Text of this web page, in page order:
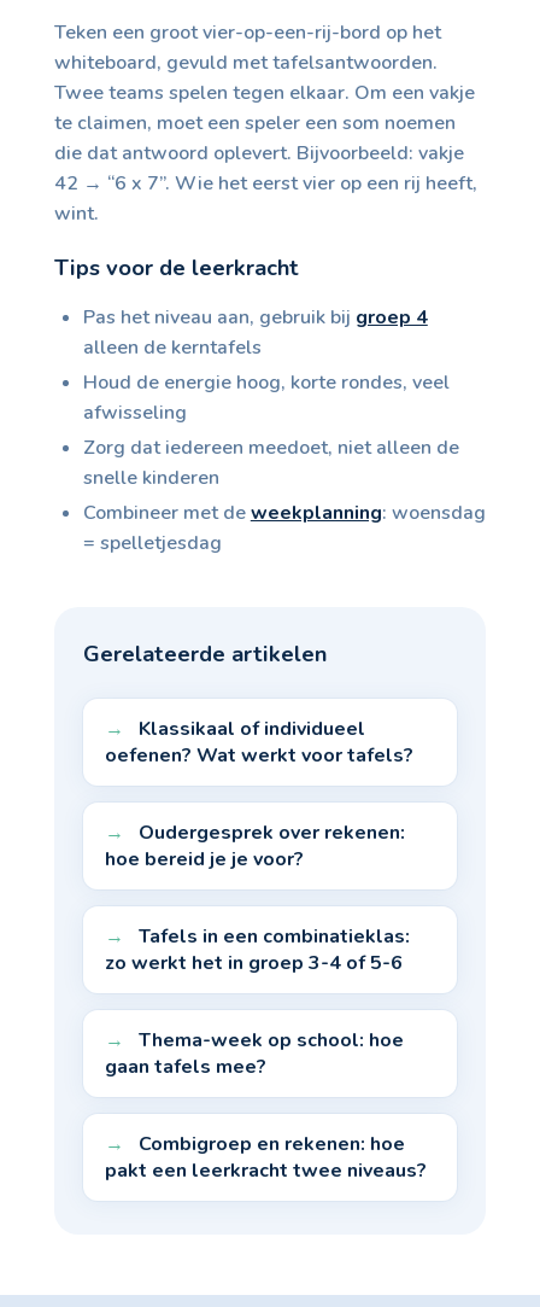
Teken een groot vier-op-een-rij-bord op het
whiteboard, gevuld met tafelsantwoorden.
Twee teams spelen tegen elkaar. Om een vakje
te claimen, moet een speler een som noemen
die dat antwoord oplevert. Bijvoorbeeld: vakje
42 → “6 x 7”. Wie het eerst vier op een rij heeft,
wint.
Tips voor de leerkracht
Pas het niveau aan, gebruik bij groep 4
alleen de kerntafels
Houd de energie hoog, korte rondes, veel
afwisseling
Zorg dat iedereen meedoet, niet alleen de
snelle kinderen
Combineer met deweekplanning: woensdag
= spelletjesdag
Gerelateerde artikelen
Klassikaal of individueel
oefenen? Wat werkt voor tafels?
Oudergesprek over rekenen:
hoe bereid je je voor?
Tafels in een combinatieklas:
zo werkt het in groep 3-4 of 5-6
Thema-week op school: hoe
gaan tafels mee?
Combigroep en rekenen: hoe
pakt een leerkracht twee niveaus?